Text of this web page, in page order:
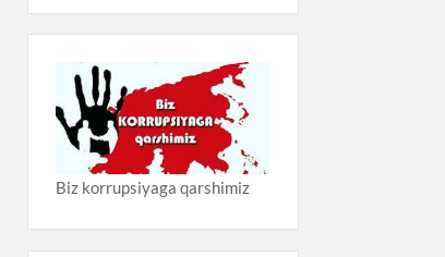
Biz korrupsiyaga qarshimiz